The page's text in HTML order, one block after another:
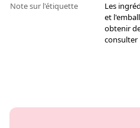
Note sur l'étiquette
Les
et
obtenir
consulter